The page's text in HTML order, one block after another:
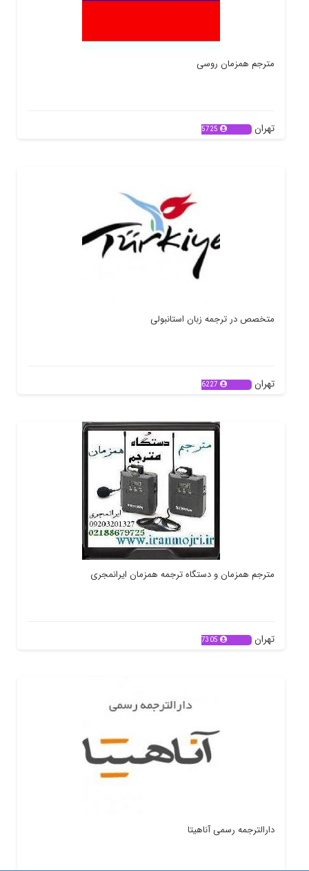
مترجم همزمان روسی
تهران 5725
متخصص در ترجمه زبان استانبولی
تهران 6227
مترجم همزمان و دستگاه ترجمه همزمان ایرانمجری
تهران 7305
دارالترجمه رسمی آناهیتا